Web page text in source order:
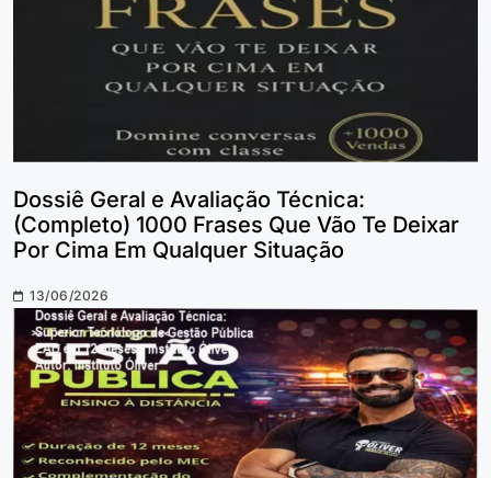
Dossiê Geral e Avaliação Técnica:
(Completo) 1000 Frases Que Vão Te Deixar
Por Cima Em Qualquer Situação
13/06/2026